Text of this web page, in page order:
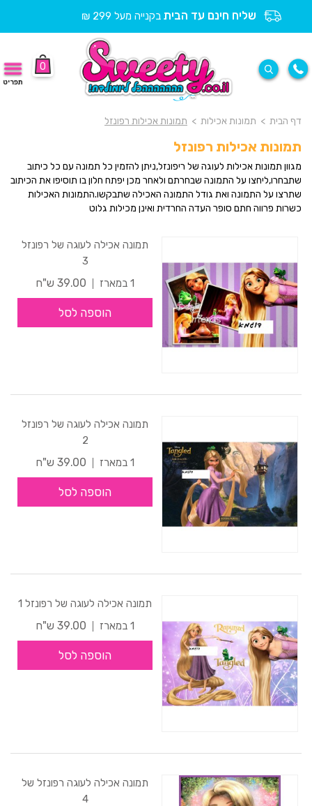
שליח חינם עד הבית בקנייה מעל 299 ₪
0
תפריט
דף הבית > תמונות אכילות > תמונות אכילות רפונזל
תמונות אכילות רפונזל
מגוון תמונות אכילות לעוגה של ריפונזל,ניתן להזמין כל תמונה עם כל כיתוב
שתבחרו,ליחצו על התמונה שבחרתם ולאחר מכן יפתח חלון בו תוסיפו את הכיתוב
שתרצו על התמונה ואת גודל התמונה האכילה שתבקשו.התמונות האכילות
כשרות פרווה חתם סופר העדה החרדית ואינן מכילות גלוט
תמונה אכילה לעוגה של רפונזל
3
1 במארז
39.00 ש"ח
הוספה לסל
תמונה אכילה לעוגה של רפונזל
2
1 במארז
39.00 ש"ח
הוספה לסל
תמונה אכילה לעוגה של רפונזל 1
1 במארז
39.00 ש"ח
הוספה לסל
תמונה אכילה לעוגה רפונזל של
4